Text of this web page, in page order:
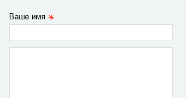
Ваше имя